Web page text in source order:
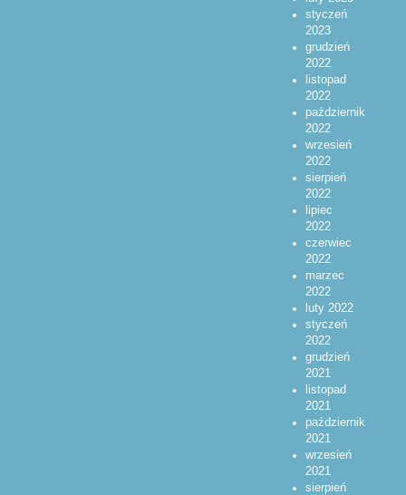
styczeń
2023
grudzień
2022
listopad
2022
październik
2022
wrzesień
2022
sierpień
2022
lipiec
2022
czerwiec
2022
marzec
2022
luty 2022
styczeń
2022
grudzień
2021
listopad
2021
październik
2021
wrzesień
2021
sierpień